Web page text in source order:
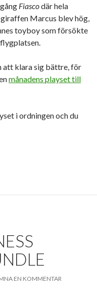
Fiascodär hela
Marcus blev hög,
toyboy som försökte
att klara sig bättre, för
månadens playset till
i ordningen och du
EN KOMMENTAR